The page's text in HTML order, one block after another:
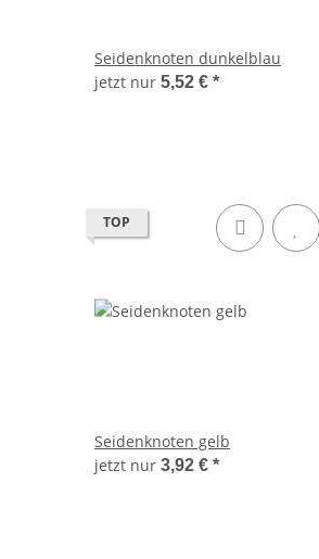
Seidenknoten dunkelblau
jetzt nur 5,52 € *
TOP
Seidenknoten gelb
jetzt nur 3,92 € *